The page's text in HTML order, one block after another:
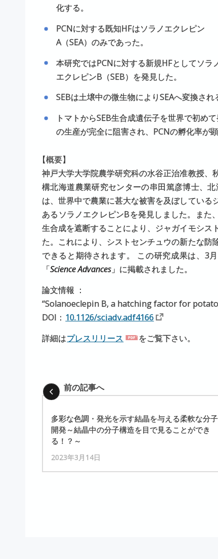
化する。
PCNに対する既知HFはソラノエクレピン
A（SEA）のみであった。
本研究ではPCNに対する新規HFとしてソラ
エクレピンB（SEB）を発見した。
SEBは土壌中の微生物によりSEAへ変換され
トマトからSEB生合成遺伝子を世界で初め
の生産が完全に阻害され、PCNの孵化率が
【概要】
神戸大学大学院農学研究科の水谷正治准教授
構北海道農業研究センターの串田篤彦博士、
は、世界中で農業に甚大な被害を及ぼしてい
あるソラノエクレピンBを発見しました。また
生合成を遮断することにより、ジャガイモシス
た。これにより、シストセンチュウの新たな
できると期待されます。 この研究成果は、3
「Science Advances 」に掲載されました。
論文情報 ：
“Solanoeclepin B, a hatching factor for
DOI： 10.1126/sciadv.adf4166
詳細はプレスリリース をご覧下さい。
前の記事へ
多彩な色調 ・発光を示す結晶を与える柔軟な分
開発～結晶中の分子構造を目で見ることができ
る！？ ～
2023年3月14日